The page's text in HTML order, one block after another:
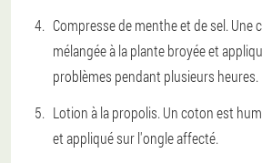
Compresse de menthe et de sel. Une
mélangée à la plante broyée et
problèmes pendant plusieurs heures.
Lotion à la propolis. Un coton est
et appliqué sur l'ongle affecté.